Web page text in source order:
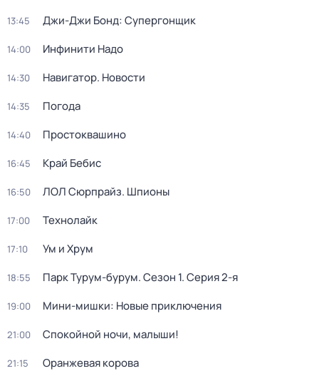
13:45 Джи-Джи Бонд: Супергонщик
14:00 Инфинити Надо
14:30 Навигатор. Новости
14:35 Погода
14:40 Простоквашино
16:45 Край Бебис
16:50 ЛОЛ Сюрпрайз. Шпионы
17:00 Технолайк
17:10 Ум и Хрум
18:55 Парк Турум-бурум. Сезон 1. Серия 2-я
19:00 Мини-мишки: Новые приключения
21:00 Спокойной ночи, малыши!
21:15 Оранжевая корова